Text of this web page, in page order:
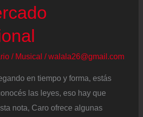
/ Musical /walala26@gmail.com
en tiempo y forma, estás
las leyes, eso hay que
nota, Caro ofrece algunas